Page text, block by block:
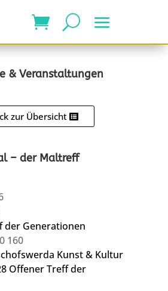
& Veranstaltungen
zur Übersicht
– der Maltreff
der Generationen
160
Kunst & Kultur
Offener Treff der